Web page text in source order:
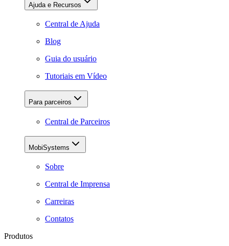
Ajuda e Recursos
Central de Ajuda
Blog
Guia do usuário
Tutoriais em Vídeo
Para parceiros
Central de Parceiros
MobiSystems
Sobre
Central de Imprensa
Carreiras
Contatos
Produtos